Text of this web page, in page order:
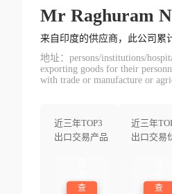
Mr Raghuram
来自印度的供应商，此公司累
地址：persons/institutions/
exporting goods for their
with trade or manufacture or
近三年TOP3
出口交易产品
查
近三年
出口交易
查